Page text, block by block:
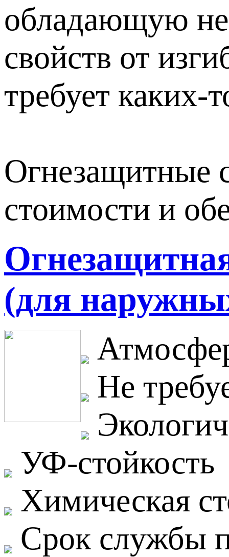
обладающую
свойств от
требует каких-
Огнезащитные
стоимости и
(для
Не
УФ-стойкость
Химическая
Срок службы